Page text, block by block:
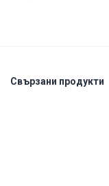
Свързани продукти